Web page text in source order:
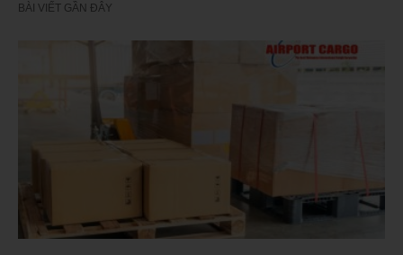
BÀI VIẾT GẦN ĐÂY